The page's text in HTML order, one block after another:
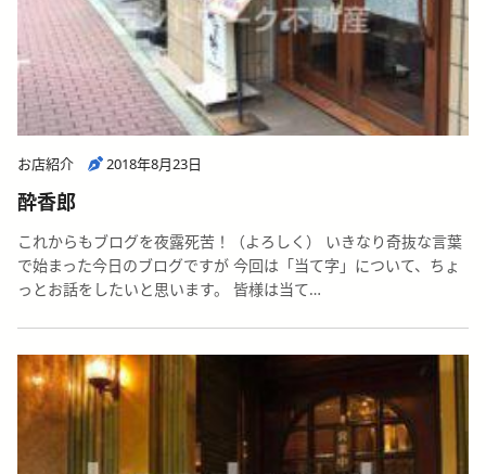
お店紹介 2018年8月23日
酔香郎
これからもブログを夜露死苦！（よろしく） いきなり奇抜な言葉
で始まった今日のブログですが 今回は「当て字」について、ちょ
っとお話をしたいと思います。 皆様は当て…